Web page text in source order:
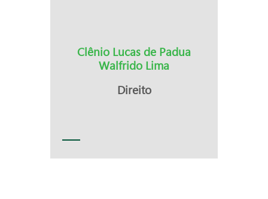
Clênio Lucas de Padua
Walfrido Lima
Direito